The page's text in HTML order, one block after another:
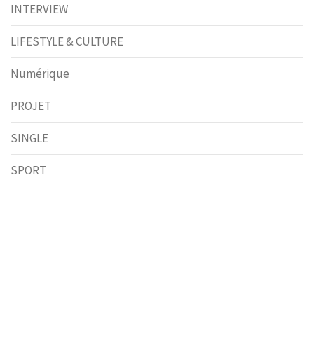
INTERVIEW
LIFESTYLE & CULTURE
Numérique
PROJET
SINGLE
SPORT